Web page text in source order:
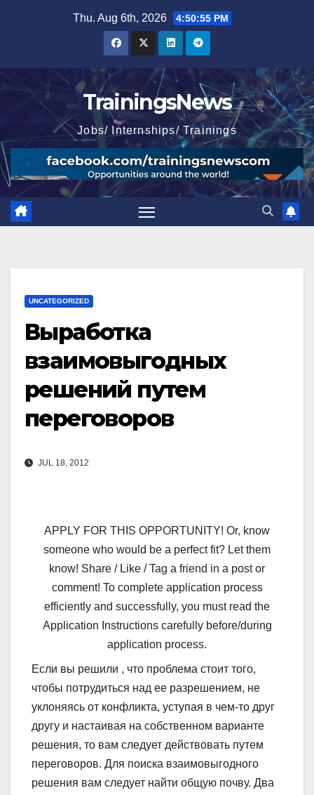
Thu. Aug 6th, 2026 4:50:56 PM
TrainingsNews
Jobs/ Internships/ Trainings
UNCATEGORIZED
Выработка
взаимовыгодных
решений путем
переговоров
JUL 18, 2012
APPLY FOR THIS OPPORTUNITY! Or, know
someone who would be a perfect fit? Let them
know! Share / Like / Tag a friend in a post or
comment! To complete application process
efficiently and successfully, you must read the
Application Instructions carefully before/during
application process.
Если вы решили , что проблема стоит того,
чтобы потрудиться над ее разрешением, не
уклоняясь от конфликта, уступая в чем-то друг
другу и настаивая на собственном варианте
решения, то вам следует действовать путем
переговоров. Для поиска взаимовыгодного
решения вам следует найти общую почву. Два